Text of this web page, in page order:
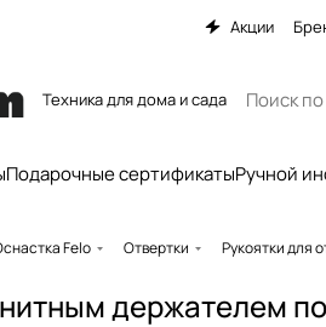
Акции
Техника для дома и сада
Подарочные сертификатыРучной
Felo Отвертки Рукоятки для
держателем